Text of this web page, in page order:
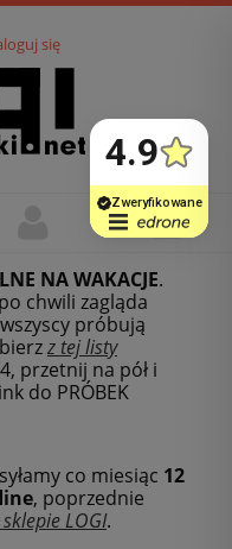
się
NA WAKACJE.
chwili zagląda
próbują
z tej listy
przetnij na pół i
do PRÓBEK
co miesiąc 12
, poprzednie
LOGI.